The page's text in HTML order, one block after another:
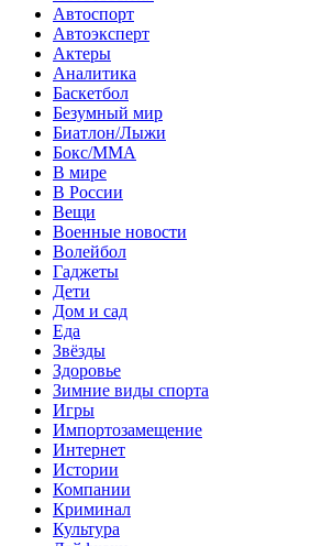
Автоспорт
Автоэксперт
Актеры
Аналитика
Баскетбол
Безумный мир
Биатлон/Лыжи
Бокс/MMA
В мире
В России
Вещи
Военные новости
Волейбол
Гаджеты
Дети
Дом и сад
Еда
Звёзды
Здоровье
Зимние виды спорта
Игры
Импортозамещение
Интернет
Истории
Компании
Криминал
Культура